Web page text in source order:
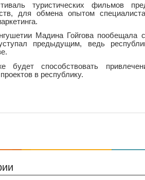
туристических фильмов
для обмена опытом
Мадина Гойгова
предыдущим, ведь
будет способствовать
в республику.